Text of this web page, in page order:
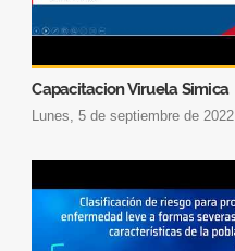
Capacitacion Viruela Simica
lunes, 5 de septiembre de 2022